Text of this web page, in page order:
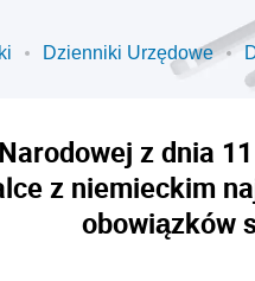
Dzienniki Urzędowe
z dnia
z niemieckim
obowiązków